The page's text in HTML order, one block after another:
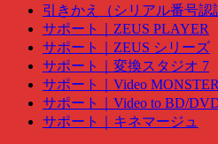
引きかえ（シリアル番号認
サポート｜ZEUS PLAYER
サポート｜ZEUS シリーズ
サポート｜変換スタジオ 7
サポート｜Video MONSTER
サポート｜Video to BD/
サポート｜キネマージュ